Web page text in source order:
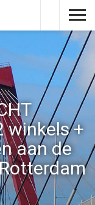
winkels +
aan de